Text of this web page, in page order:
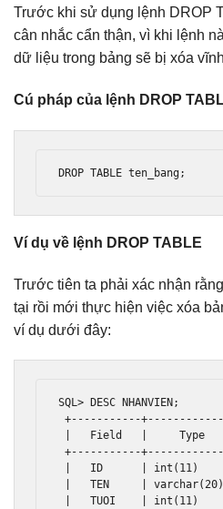
Trước khi sử dụng lệnh DROP
cân nhắc cẩn thận, vì khi lệnh
dữ liệu trong bảng sẽ bị xóa
Cú pháp của lệnh DROP
DROP TABLE ten_bang;
Ví dụ về lệnh DROP TABLE
Trước tiên ta phải xác nhận
tại rồi mới thực hiện việc xóa
ví dụ dưới đây:
SQL> DESC NHANVIEN ;
+-----------
Field Type
+-----------
   ID
int ( 11)
   TEN
varchar(20)
   TUOI
int ( 11)